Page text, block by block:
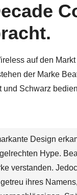
auf den
der Marke
und Schwarz
Design
Hype.
verstanden.
ihres